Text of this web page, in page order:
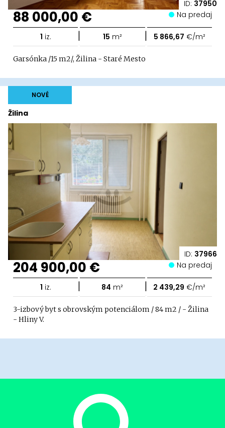
ID: 37950
88 000,00 € Na predaj
1 iz. | 15 m² | 5 866,67 €/m²
Garsónka /15 m2/, Žilina - Staré Mesto
ID: 37966
Žilina
NOVÉ
204 900,00 € Na predaj
1 iz. | 84 m² | 2 439,29 €/m²
3-izbový byt s obrovským potenciálom / 84 m2 / - Žilina
- Hliny V.